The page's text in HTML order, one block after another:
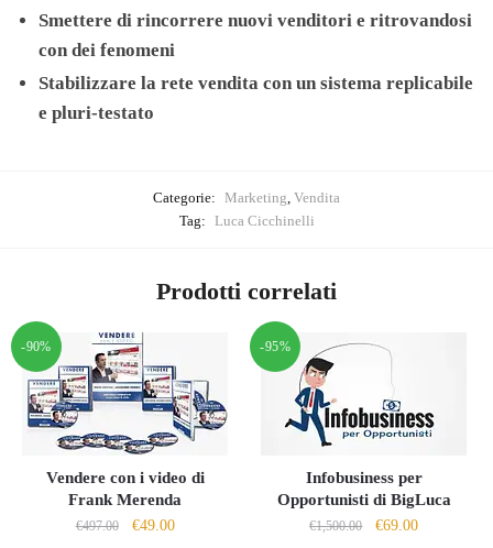
Smettere di rincorrere nuovi venditori e ritrovandosi
con dei fenomeni
Stabilizzare la rete vendita con un sistema replicabile
e pluri-testato
Categorie: Marketing, Vendita
Tag: Luca Cicchinelli
Prodotti correlati
-90%
Vendere con i video di
Frank Merenda
€497.00
Il
€49.00Il
-95%
Infobusiness per
Opportunisti di BigLuca
€1,500.00
Il
€69.00Il